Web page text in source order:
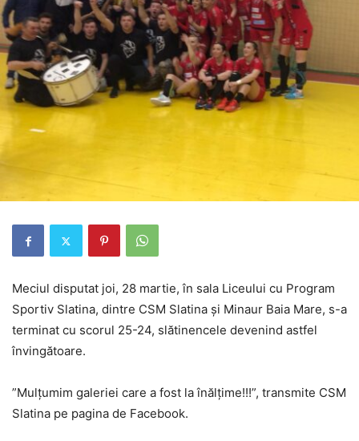
Meciul disputat joi, 28 martie, în sala Liceului cu Program
Sportiv Slatina, dintre CSM Slatina și Minaur Baia Mare, s-a
terminat cu scorul 25-24, slătinencele devenind astfel
învingătoare.
”Mulțumim galeriei care a fost la înălțime!!!”, transmite CSM
Slatina pe pagina de Facebook.